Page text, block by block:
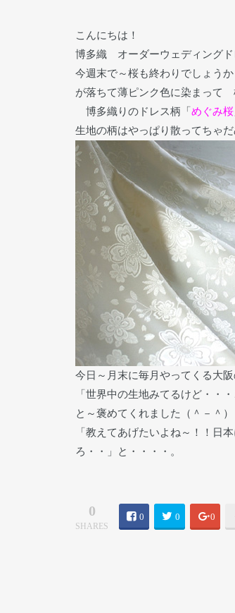
こんにちは！
博多織 オーダーウェディング
今週末で～桜も終わりでしょう
が落ちて薄ピンク色に染まって
博多織りのドレス柄「めぐみ桜
生地の柄はやっぱり散ってちゃだ
今日～月末に毎月やってくる大
「世界中の生地みてるけど・・
と～褒めてくれました（＾－＾
「教えてあげたいよね～！！日
ろ・・」と・・・・。
0
SHARES
0 0 0